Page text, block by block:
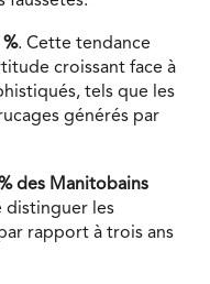
. Cette tendance
croissant face à
tels que les
générés par
des Manitobains
distinguer les
rapport à trois ans